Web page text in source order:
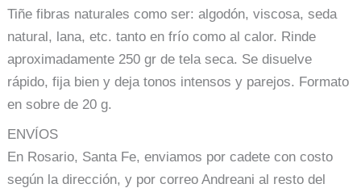
Tiñe fibras naturales como ser: algodón, viscosa, seda
natural, lana, etc. tanto en frío como al calor. Rinde
aproximadamente 250 gr de tela seca. Se disuelve
rápido, fija bien y deja tonos intensos y parejos. Formato
en sobre de 20 g.
ENVÍOS
En Rosario, Santa Fe, enviamos por cadete con costo
según la dirección, y por correo Andreani al resto del